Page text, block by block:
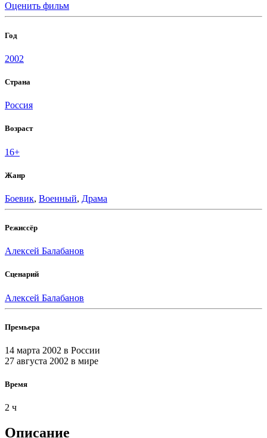
Оценить фильм
Год
2002
Страна
Россия
Возраст
16+
Жанр
Боевик, Военный, Драма
Режиссёр
Алексей Балабанов
Сценарий
Алексей Балабанов
Премьера
14 марта 2002 в России
27 августа 2002 в мире
Время
2 ч
Описание